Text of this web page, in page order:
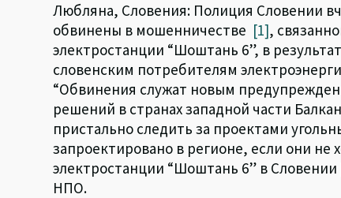
Любляна, Словения: Полиция Словении
обвинены в мошенничестве [1],
электростанции “Шоштань 6”, в
словенским потребителям
“Обвинения служат новым
решений в странах западной части
пристально следить за проектами
запроектировано в регионе, если они
электростанции “Шоштань 6” в Словении
НПО.